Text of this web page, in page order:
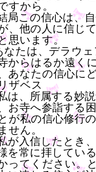
すから。
局この信心は、
、他の人に信じ
思います。
なたは、デラウ
からはるか遠く
あなたの信心に
ザベス
は、所属する妙
お寺へ参詣する
が私の信心修行
せん。
が入信したとき
を常に拝してい
ってください。